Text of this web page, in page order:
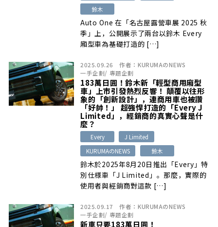
鈴木
Auto One 在「名古屋露營車展 2025 秋
季」上，公開展示了兩台以鈴木 Every
廂型車為基礎打造的 […]
2025.09.26 作者： KURUMAのNEWS
一手企劃/ 專題企劃
183萬日圓！鈴木新「輕型商用廂型
車」上市引發熱烈反響！ 顛覆以往形
象的「創新設計」，連商用車也被讚
「好帥！」 超強悍打造的「Every J
Limited」，經銷商的真實心聲是什
麼？
Every
J Limited
KURUMAのNEWS
鈴木
鈴木於2025年8月20日推出「Every」特
別仕様車「J Limited」。那麼，實際的
使用者與經銷商對這款 […]
2025.09.17 作者： KURUMAのNEWS
一手企劃/ 專題企劃
新車只要183萬日圓！